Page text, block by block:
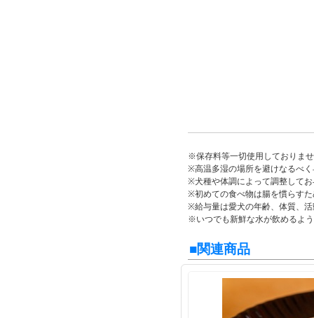
※保存料等一切使用しておりま
※高温多湿の場所を避けなるべ
※犬種や体調によって調整して
※初めての食べ物は腸を慣らす
※給与量は愛犬の年齢、体質、
※いつでも新鮮な水が飲めるよ
■関連商品